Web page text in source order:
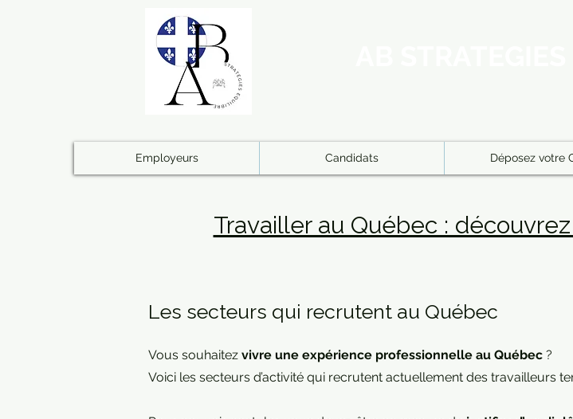
Employeurs Candidats Déposez votre
Travailler au Québec :
Les secteurs qui recrutent au Québec
Vous souhaitez vivre une expérience professionnelle au Québec ?
Voici les secteurs d’activité qui recrutent actuellement des travailleurs